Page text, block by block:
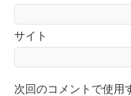
サイト
次回のコメントで使用